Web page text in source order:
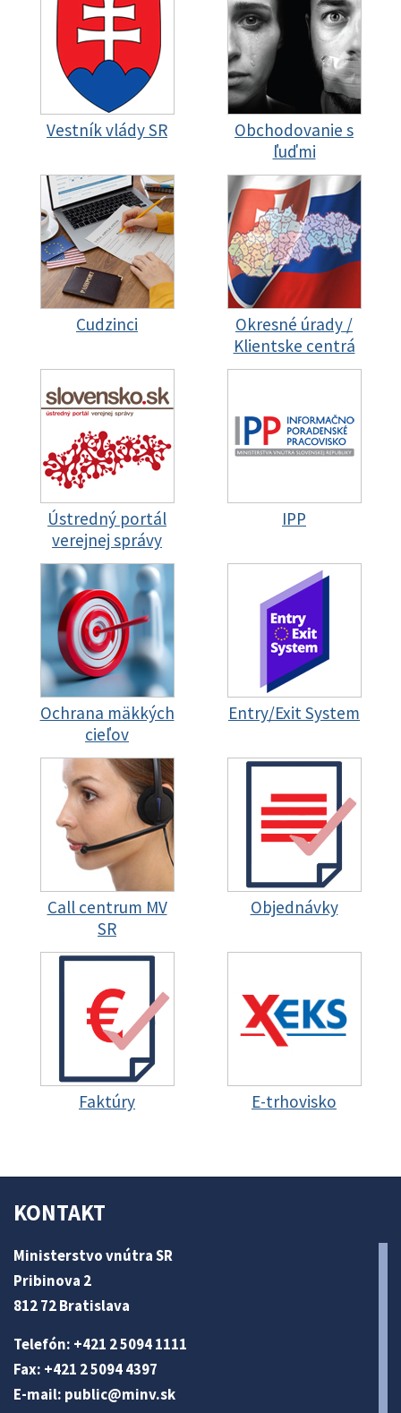
Vestník vlády SR
Obchodovanie s
ľuďmi
Cudzinci
Okresné úrady /
Klientske centrá
Ústredný portál
verejnej správy
IPP
Ochrana mäkkých
cieľov
Entry/Exit System
Call centrum MV
SR
Objednávky
Faktúry E-trhovisko
KONTAKT
Ministerstvo vnútra SR
Pribinova 2
812 72 Bratislava
Telefón: +421 2 5094 1111
Fax: +421 2 5094 4397
E-mail: public@minv.sk